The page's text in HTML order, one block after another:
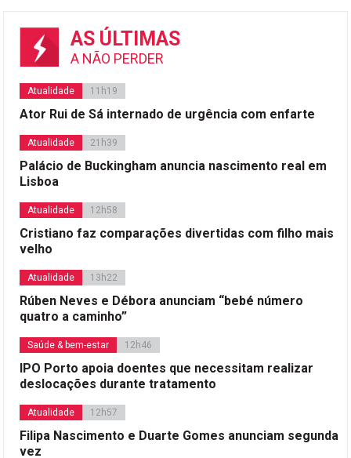
AS ÚLTIMAS
A NÃO PERDER
Atualidade 11h19
Ator Rui de Sá internado de urgência com enfarte
Atualidade 21h39
Palácio de Buckingham anuncia nascimento real em
Lisboa
Atualidade 12h58
Cristiano faz comparações divertidas com filho mais
velho
Atualidade 13h22
Rúben Neves e Débora anunciam “bebé número
quatro a caminho”
Saúde & bem-estar 12h46
IPO Porto apoia doentes que necessitam realizar
deslocações durante tratamento
Atualidade 12h57
Filipa Nascimento e Duarte Gomes anunciam segunda
vez